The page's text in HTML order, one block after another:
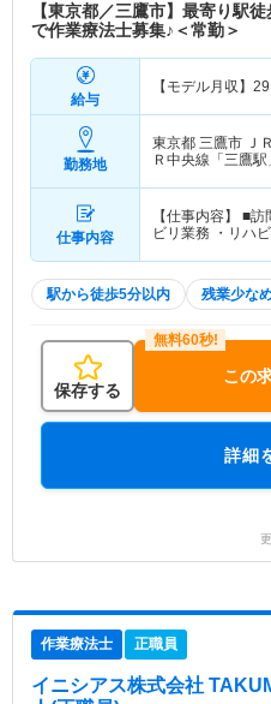
【東京都／三鷹市】最寄り駅
で作業療法士募集♪＜常勤＞
給与
【モデル月収】
勤務地
東京都 三鷹市 Ｊ
Ｒ中央線「三鷹駅
仕事内容
【仕事内容】 ■
ビリ業務 ・リハ
駅から徒歩5分以内 残業少な
保存する
この
詳細
作業療法士 正職員
イニシアス株式会社